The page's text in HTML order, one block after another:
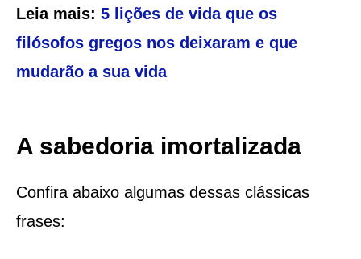
Leia mais: 5 lições de vida que os
filósofos gregos nos deixaram e que
mudarão a sua vida
A sabedoria imortalizada
Confira abaixo algumas dessas clássicas
frases: